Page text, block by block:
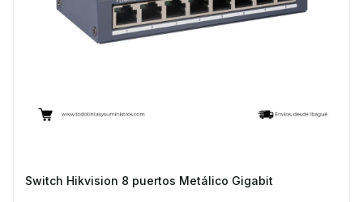
Switch Hikvision 8 puertos Metálico Gigabit